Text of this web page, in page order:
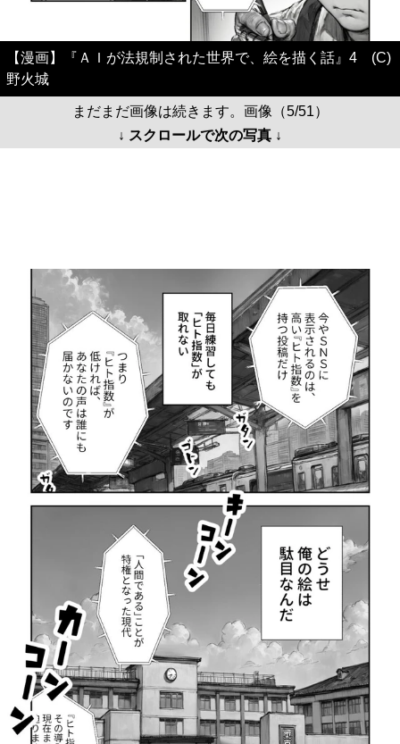
【漫画】『ＡＩが法規制された世界で、絵を描く話』4 (C)
野火城
まだまだ画像は続きます。画像（5/51）
↓ スクロールで次の写真 ↓